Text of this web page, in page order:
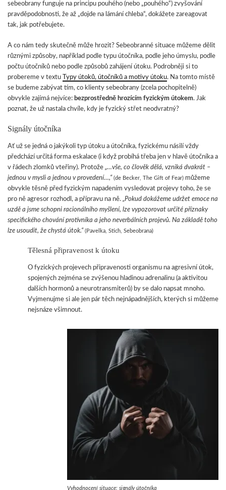
sebeobrany funguje na principu pouhého (nebo „pouhého“) zvyšování
pravděpodobnosti, že až „dojde na lámání chleba“, dokážete zareagovat
tak, jak potřebujete.
A co nám tedy skutečně může hrozit? Sebeobranné situace můžeme dělit
různými způsoby, například podle typu útočníka, podle jeho úmyslu, podle
počtu útočníků nebo podle způsobů zahájení útoku. Podrobněji si to
probereme v textu
Typy útoků, útočníků a motivy útoku. Na tomto místě
se budeme zabývat tím, co klienty sebeobrany (zcela pochopitelně)
obvykle zajímá nejvíce: bezprostředně hrozícím fyzickým útokem. Jak
poznat, že už nastala chvíle, kdy je fyzický střet neodvratný?
Signály útočníka
Ať už se jedná o jakýkoli typ útoku a útočníka, fyzickému násilí vždy
předchází určitá forma eskalace (i když probíhá třeba jen v hlavě útočníka a
v řádech zlomků vteřiny). Protože „…vše, co člověk dělá, vzniká dvakrát –
jednou v mysli a jednou v provedení…,“ (de Becker, The Gift of Fear) můžeme
obvykle těsně před fyzickým napadením vysledovat projevy toho, že se
pro ně agresor rozhodl, a přípravu na ně. „Pokud dokážeme udržet emoce na
uzdě a jsme schopni racionálního myšlení, lze vypozorovat určité příznaky
specifického chování protivníka a jeho neverbálních projevů. Na základě toho
lze usoudit, že chystá útok.“ (Pavelka, Stich, Sebeobrana)
Tělesná připravenost k útoku
O fyzických projevech připravenosti organismu na agresivní útok,
spojených zejména se zvýšenou hladinou adrenalinu (a aktivitou
dalších hormonů a neurotransmiterů) by se dalo napsat mnoho.
Vyjmenujme si ale jen pár těch nejnápadnějších, kterých si můžeme
nejsnáze všimnout.
Vyhodnocení situace: signály útočníka